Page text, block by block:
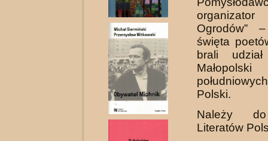
organizator
Ogrodów”
święta
brali
Polski.
Należy
Literatów